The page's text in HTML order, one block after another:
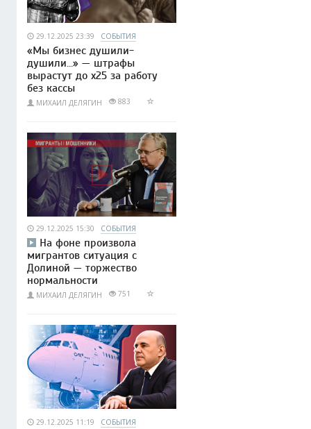
29.12.2025 23:39 СОБЫТИЯ
«Мы бизнес душили-
душили…» — штрафы
вырастут до x25 за работу
без кассы
МИХАИЛ ДЕЛЯГИН 883
29.12.2025 15:30 СОБЫТИЯ
На фоне произвола
мигрантов ситуация с
Долиной — торжество
нормальности
МИХАИЛ ДЕЛЯГИН 751
29.12.2025 11:19 СОБЫТИЯ